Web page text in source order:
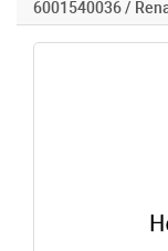
6001540036 /